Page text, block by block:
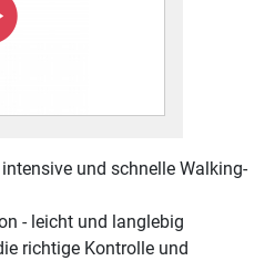
und schnelle Walking-
- leicht und langlebig
richtige Kontrolle und